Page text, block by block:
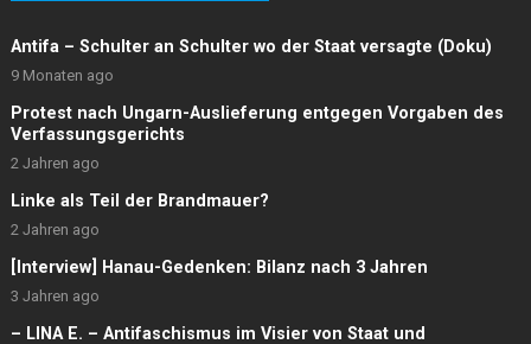
Antifa – Schulter an Schulter wo der Staat versagte (Doku)
9 Monaten ago
Protest nach Ungarn-Auslieferung entgegen Vorgaben des
Verfassungsgerichts
2 Jahren ago
Linke als Teil der Brandmauer?
2 Jahren ago
[Interview] Hanau-Gedenken: Bilanz nach 3 Jahren
3 Jahren ago
– LINA E. – Antifaschismus im Visier von Staat und